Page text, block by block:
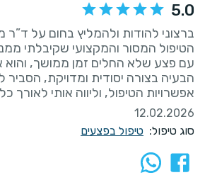
5.0
ברצוני להודות ולהמליץ בחום על ד”ר
הטיפול המסור והמקצועי שקיבלתי
עם פצע שלא החלים זמן ממושך, והוא
הבעיה בצורה יסודית ומדויקת, הסביר
אפשרויות הטיפול, וליווה אותי לאורך
12.02.2026
סוג טיפול: טיפול בפצעים